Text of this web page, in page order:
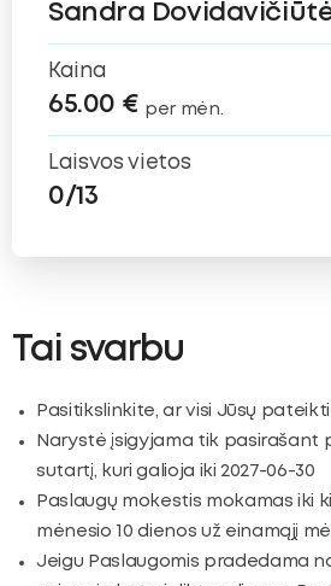
Sandra
Kaina
65.00 € per mėn.
Laisvos vietos
0/13
Tai svarbu
Pasitikslinkite, ar visi Jūsų
Narystė įsigyjama tik pasirašant
sutartį, kuri galioja iki 2027-06-30
Paslaugų mokestis mokamas iki
mėnesio 10 dienos už einamąjį
Jeigu Paslaugomis pradedama